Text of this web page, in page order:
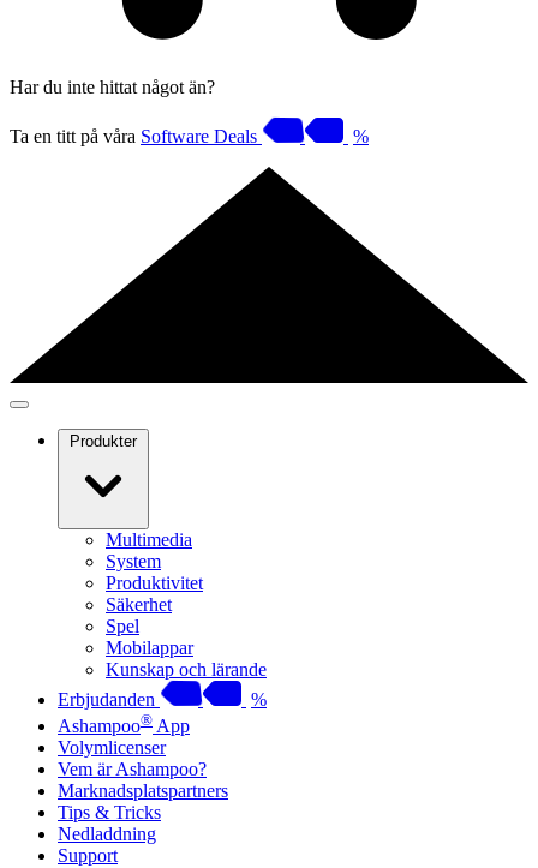
Har du inte hittat något än?
Ta en titt på våra Software Deals %
Produkter
Multimedia
System
Produktivitet
Säkerhet
Spel
Mobilappar
Kunskap och lärande
Erbjudanden
%
Ashampoo® App
Volymlicenser
Vem är Ashampoo?
Marknadsplatspartners
Tips & Tricks
Nedladdning
Support